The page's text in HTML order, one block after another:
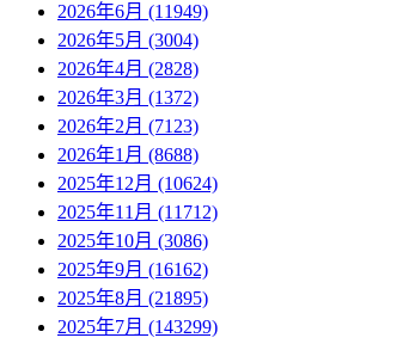
2026年6月 (11949)
2026年5月 (3004)
2026年4月 (2828)
2026年3月 (1372)
2026年2月 (7123)
2026年1月 (8688)
2025年12月 (10624)
2025年11月 (11712)
2025年10月 (3086)
2025年9月 (16162)
2025年8月 (21895)
2025年7月 (143299)